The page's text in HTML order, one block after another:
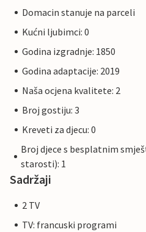
Domacin stanuje na parceli
Kućni ljubimci: 0
Godina izgradnje: 1850
Godina adaptacije: 2019
Naša ocjena kvalitete: 2
Broj gostiju: 3
Kreveti za djecu: 0
Broj djece s besplatnim
starosti): 1
Sadržaji
2 TV
TV: francuski programi